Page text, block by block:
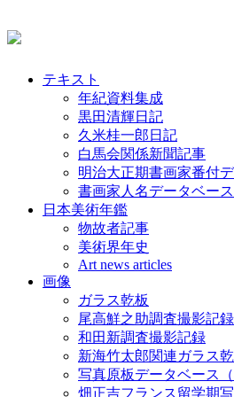
テキスト
年紀資料集成
黒田清輝日記
久米桂一郎日記
白馬会関係新聞記事
明治大正期書画家番付
書画家人名データベー
日本美術年鑑
物故者記事
美術界年史
Art news articles
画像
ガラス乾板
尾高鮮之助調査撮影記録
和田新調査撮影記録
新海竹太郎関連ガラス
写真原板データベース（
畑正吉フランス留学期